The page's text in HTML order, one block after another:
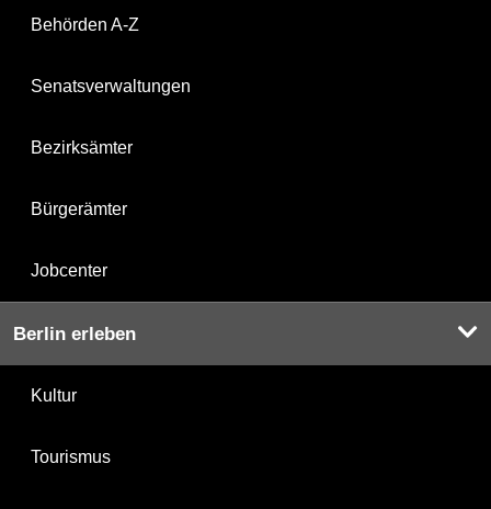
Behörden A-Z
Senatsverwaltungen
Bezirksämter
Bürgerämter
Jobcenter
Berlin erleben
Kultur
Tourismus